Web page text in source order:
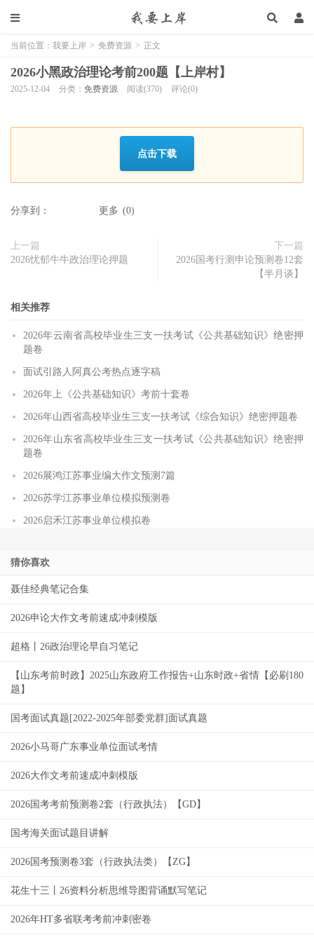
当前位置： 我要上岸 > 免费资源 > 正文
2026小黑政治理论考前200题【上岸村】
2025-12-04 分类： 免费资源 阅读(370) 评论(0)
点击下载
分享到： 更多 (0)
上一篇
2026忧郁牛牛政治理论押题
下一篇
2026国考行测申论预测卷12套
【半月谈】
相关推荐
2026年云南省高校毕业生三支一扶考试《公共基础知识》绝密押
题卷
面试引路人阿真公考热点逐字稿
2026年上《公共基础知识》考前十套卷
2026年山西省高校毕业生三支一扶考试《综合知识》绝密押题卷
2026年山东省高校毕业生三支一扶考试《公共基础知识》绝密押
题卷
2026展鸿江苏事业编大作文预测7篇
2026苏学江苏事业单位模拟预测卷
2026启禾江苏事业单位模拟卷
猜你喜欢
聂佳经典笔记合集
2026申论大作文考前速成冲刺模版
超格丨26政治理论早自习笔记
【山东考前时政】2025山东政府工作报告+山东时政+省情【必刷180
题】
国考面试真题[2022-2025年部委党群]面试真题
2026小马哥广东事业单位面试考情
2026大作文考前速成冲刺模版
2026国考考前预测卷2套（行政执法）【GD】
国考海关面试题目讲解
2026国考预测卷3套（行政执法类）【ZG】
花生十三丨26资料分析思维导图背诵默写笔记
2026年HT多省联考考前冲刺密卷